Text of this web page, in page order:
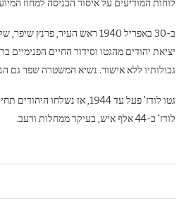
לוחות המודיעים על איסור הכניסה למחוז
ב-30 באפריל 1940 ראש
יציאת יהודים מהגטו וסידור החיים
גבולותיו ללא אישור. נשיא המשטרה שפר גם הנחה בהוראה מיוחדת מ-10 במאי
לודז' כ-44 אלף איש, בעיקר ממחלות ורעב.